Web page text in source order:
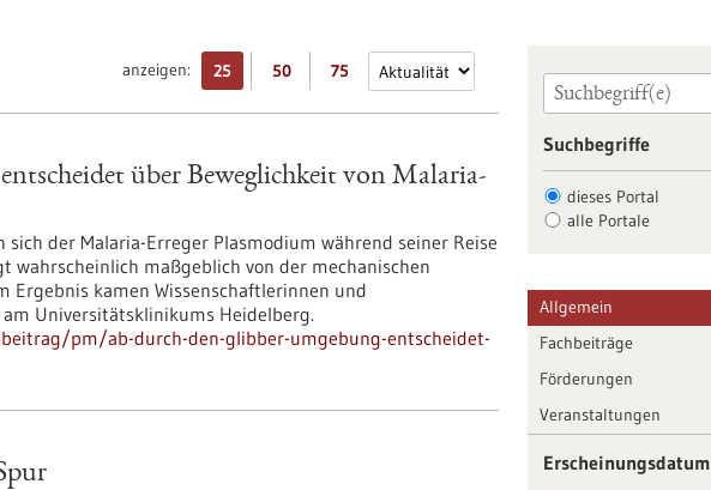
anzeigen: 25 50 75
über Beweglichkeit von Malaria-
der Malaria-Erreger Plasmodium während seiner Reise
maßgeblich von der mechanischen
Ergebnis kamen Wissenschaftlerinnen und
Universitätsklinikums Heidelberg.
pm/ab-durch-den-glibber-umgebung-entscheidet-
Suchbegriffe
dieses Portal
alle Portale
Allgemein
Fachbeiträge
Förderungen
Veranstaltungen
Erscheinungsdatum